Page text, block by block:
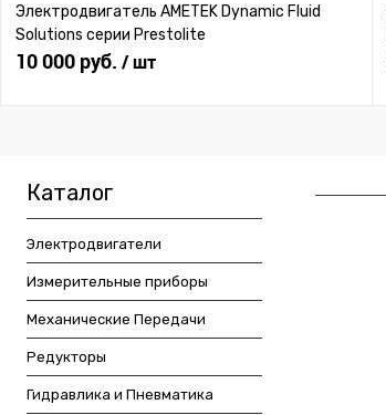
Электродвигатель AMETEK Dynamic Fluid
Solutions серии Prestolite
10 000 руб. / шт
Каталог
Электродвигатели
Измерительные приборы
Механические Передачи
Редукторы
Гидравлика и Пневматика